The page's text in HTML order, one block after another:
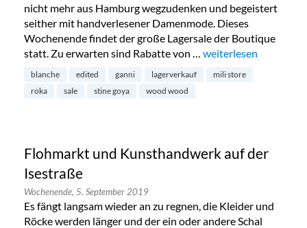
nicht mehr aus Hamburg wegzudenken und begeistert
seither mit handverlesener Damenmode. Dieses
Wochenende findet der große Lagersale der Boutique
statt. Zu erwarten sind Rabatte von … „Lagerverkauf bei
weiterlesen
blanche edited ganni lagerverkauf
mili store
roka
sale stine goya wood wood
Flohmarkt und Kunsthandwerk auf der
Isestraße
Wochenende, 5. September 2019
Es fängt langsam wieder an zu regnen, die Kleider und
Röcke werden länger und der ein oder andere Schal